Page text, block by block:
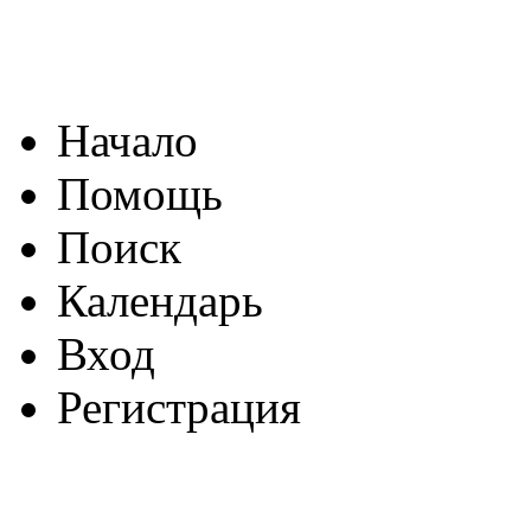
Начало
Помощь
Поиск
Календарь
Вход
Регистрация